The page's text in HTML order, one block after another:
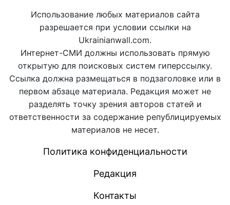
Использование любых материалов сайта
разрешается при условии ссылки на
Ukrainianwall.com.
Интернет-СМИ должны использовать прямую
открытую для поисковых систем гиперссылку.
Ссылка должна размещаться в подзаголовке или в
первом абзаце материала. Редакция может не
разделять точку зрения авторов статей и
ответственности за содержание републицируемых
материалов не несет.
Политика конфиденциальности
Редакция
Контакты